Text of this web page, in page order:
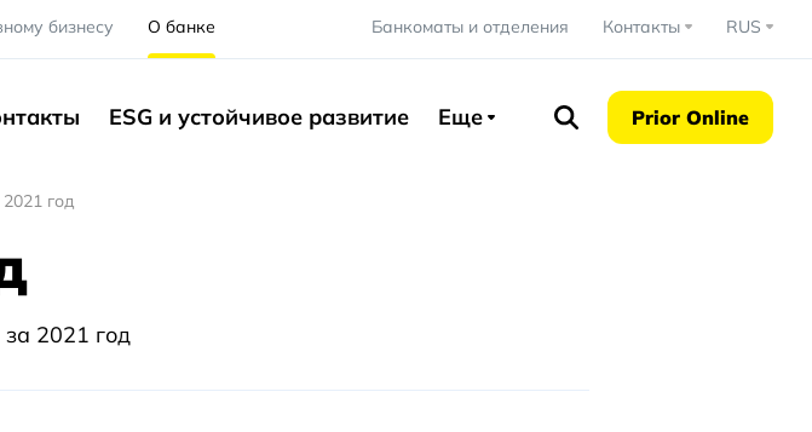
бизнесу О банке Банкоматы и отделения Контакты RUS
ESG и устойчивое развитие Еще Prior Online
год
2021 год